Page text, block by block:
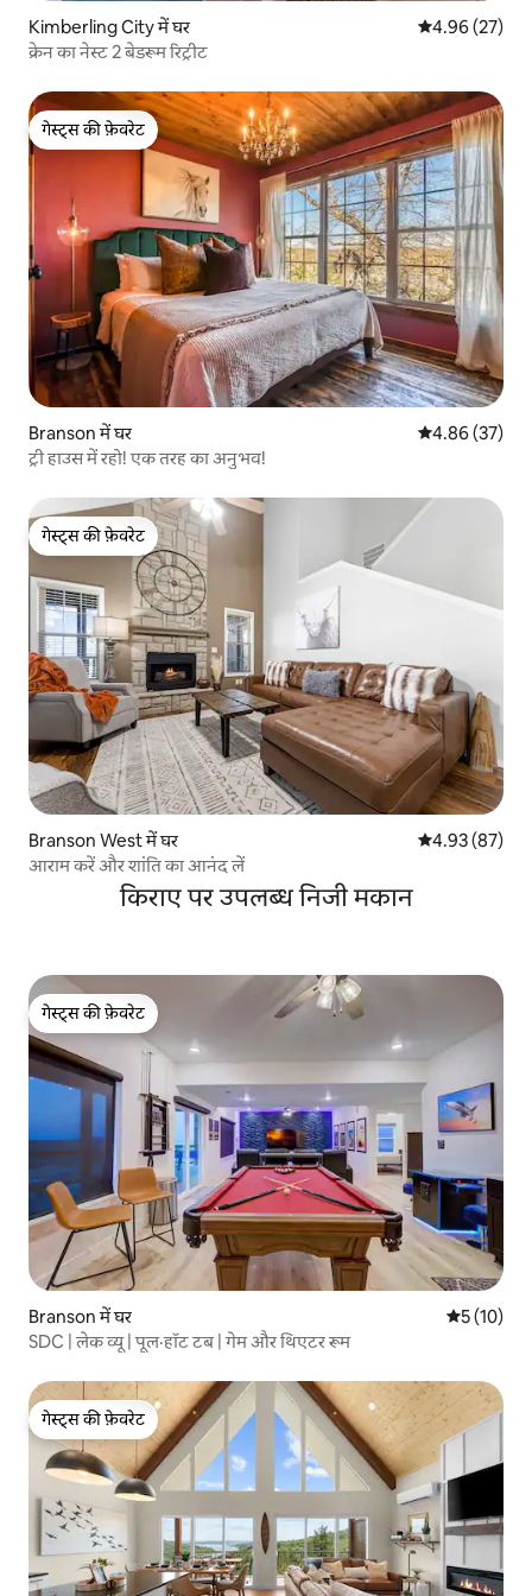
Kimberling City में घर औसत रेटिंग 5 में
4.96 (27)
क्रेन का नेस्ट 2 बेडरूम रिट्रीट
गेस्ट्स की फ़ेवरेट
गेस्ट्स की फ़ेवरेट
Branson में घर औसत रेटिंग 5 में
4.86 (37)
ट्री हाउस में रहो! एक तरह का अनुभव!
गेस्ट्स की फ़ेवरेट
गेस्ट्स की फ़ेवरेट
Branson West में घर औसत रेटिंग 5 में
4.93 (87)
आराम करें और शांति का आनंद लें
किराए पर उपलब्ध निजी मकान
गेस्ट्स की फ़ेवरेट
गेस्ट्स की फ़ेवरेट
Branson में घर औसत रेटिंग
5 (10)
SDC | लेक व्यू | पूल·हॉट टब | गेम और थिएटर रूम
गेस्ट्स की फ़ेवरेट
गेस्ट्स की फ़ेवरेट